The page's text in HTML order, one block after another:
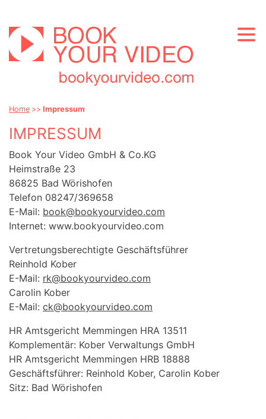
Home Impressum
IMPRESSUM
Book Your Video GmbH & Co.KG
Heimstraße 23
86825 Bad Wörishofen
Telefon 08247/369658
E-Mail: book@bookyourvideo.com
Internet: www.bookyourvideo.com
Vertretungsberechtigte Geschäftsführer
Reinhold Kober
E-Mail: rk@bookyourvideo.com
Carolin Kober
E-Mail: ck@bookyourvideo.com
HR Amtsgericht Memmingen HRA 13511
Komplementär: Kober Verwaltungs GmbH
HR Amtsgericht Memmingen HRB 18888
Geschäftsführer: Reinhold Kober, Carolin Kober
Sitz: Bad Wörishofen